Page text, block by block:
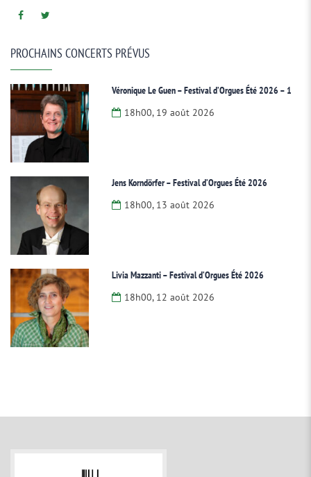
PROCHAINS CONCERTS PRÉVUS
Véronique Le Guen – Festival d’Orgues Été 2026 – 1
18h00, 19 août 2026
Jens Korndörfer – Festival d’Orgues Été 2026
18h00, 13 août 2026
Livia Mazzanti – Festival d’Orgues Été 2026
18h00, 12 août 2026